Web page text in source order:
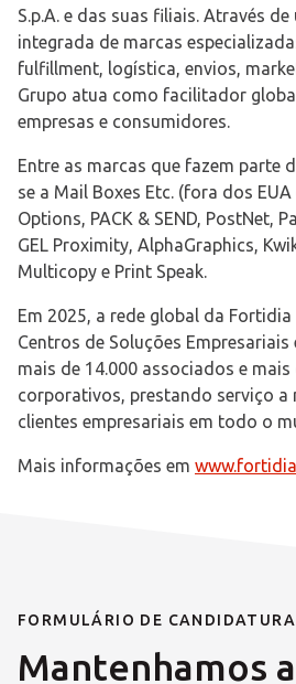
S.p.A. e das suas filiais. Através
integrada de marcas
fulfillment, logística, envios,
Grupo atua como facilitador
empresas e consumidores.
Entre as marcas que fazem parte
se a Mail Boxes Etc. (fora dos
Options, PACK & SEND, PostNet,
GEL Proximity, AlphaGraphics,
Multicopy e Print Speak.
Em 2025, a rede global da
Centros de Soluções Empresariais
mais de 14.000 associados e
corporativos, prestando serviço a
clientes empresariais em todo o
Mais informações em
FORMULÁRIO DE CANDIDATURA
Mantenhamos